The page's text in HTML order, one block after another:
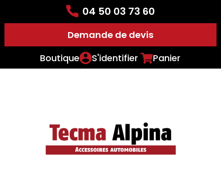
04 50 03 73 60
Demande de devis
Boutique
S'identifier Panier